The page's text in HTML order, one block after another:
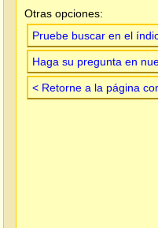
Otras opciones:
Pruebe buscar en el
Haga su pregunta en
< Retorne a la página